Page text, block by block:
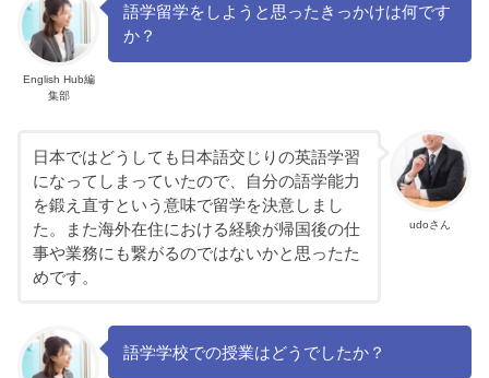
English Hub編
集部
語学留学をしようと思ったきっかけは何です
か？
udoさん
日本ではどうしても日本語交じりの英語学習
になってしまっていたので、自分の語学能力
を鍛え直すという意味で留学を決意しまし
た。また海外在住における経験が帰国後の仕
事や業務にも繋がるのではないかと思ったた
めです。
語学学校での授業はどうでしたか？